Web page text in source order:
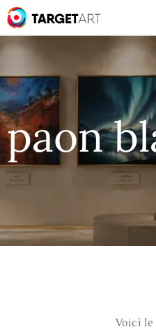
paon
Voici le